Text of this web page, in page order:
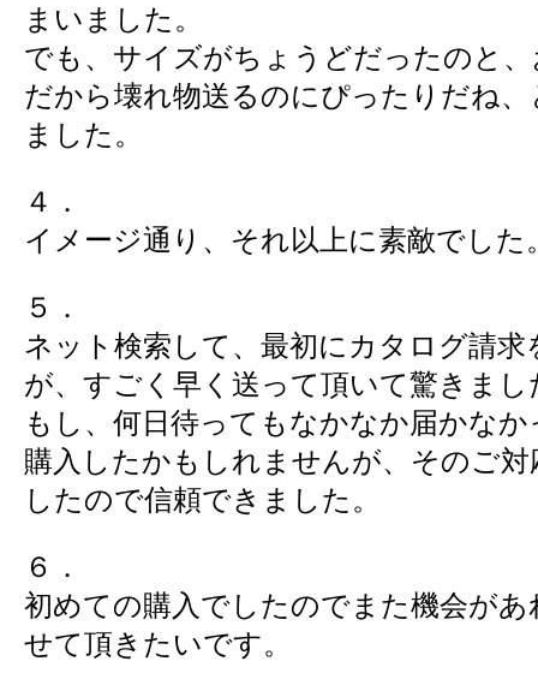
まいました。
でも、サイズがちょうどだったのと
だから壊れ物送るのにぴったりだね
ました。
４．
イメージ通り、それ以上に素敵でした
５．
ネット検索して、最初にカタログ請
が、すごく早く送って頂いて驚きまし
もし、何日待ってもなかなか届かな
購入したかもしれませんが、そのご対
したので信頼できました。
６．
初めての購入でしたのでまた機会があ
せて頂きたいです。